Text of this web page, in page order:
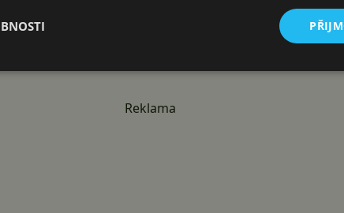
Právě kvůli nim je ale App Store zavalen kritikou několika
takže se uvidí, jak se Apple s touto otázkou
vejít v platnost v roce 2024. O ohrožení současných
Reklama